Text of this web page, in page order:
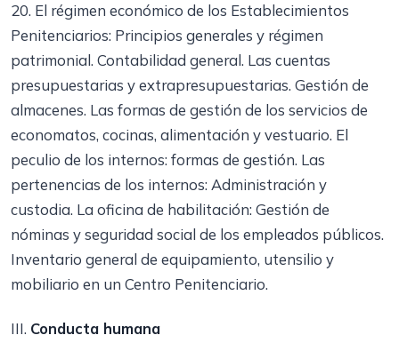
20. El régimen económico de los Establecimientos
Penitenciarios: Principios generales y régimen
patrimonial. Contabilidad general. Las cuentas
presupuestarias y extrapresupuestarias. Gestión de
almacenes. Las formas de gestión de los servicios de
economatos, cocinas, alimentación y vestuario. El
peculio de los internos: formas de gestión. Las
pertenencias de los internos: Administración y
custodia. La oficina de habilitación: Gestión de
nóminas y seguridad social de los empleados públicos.
Inventario general de equipamiento, utensilio y
mobiliario en un Centro Penitenciario.
III. Conducta humana